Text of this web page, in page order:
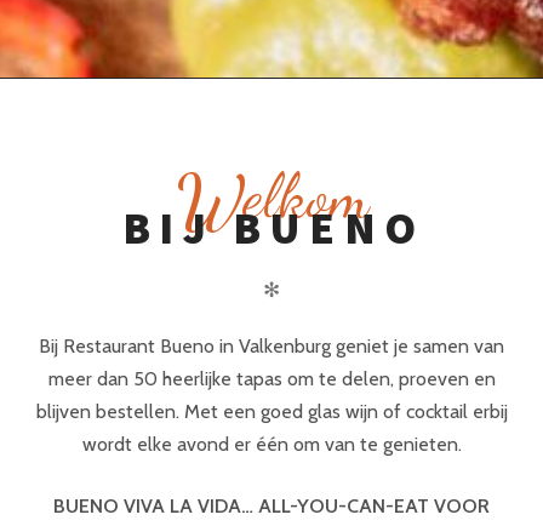
W
elkom
BIJ BUENO
✻
Bij Restaurant Bueno in Valkenburg geniet je samen van
meer dan 50 heerlijke tapas om te delen, proeven en
blijven bestellen. Met een goed glas wijn of cocktail erbij
wordt elke avond er één om van te genieten.
BUENO VIVA LA VIDA… ALL-YOU-CAN-EAT VOOR